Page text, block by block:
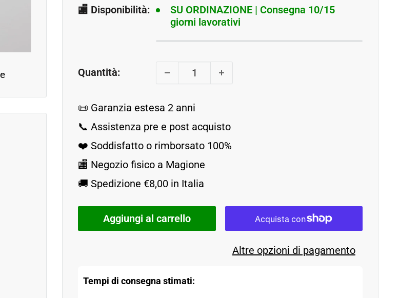
🏬 Disponibilità:
SU ORDINAZIONE | Consegna 10/15
giorni lavorativi
Quantità:
📜 Garanzia estesa 2 anni
📞 Assistenza pre e post acquisto
❤️ Soddisfatto o rimborsato 100%
🏬 Negozio fisico a Magione
🚚 Spedizione €8,00 in Italia
Aggiungi al carrello
Altre opzioni di pagamento
Tempi di consegna stimati: